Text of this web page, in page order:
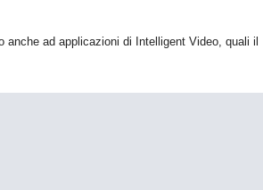
ad applicazioni di Intelligent Video, quali il